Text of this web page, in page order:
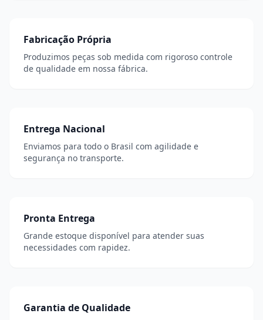
Fabricação Própria
Produzimos peças sob medida com rigoroso controle
de qualidade em nossa fábrica.
Entrega Nacional
Enviamos para todo o Brasil com agilidade e
segurança no transporte.
Pronta Entrega
Grande estoque disponível para atender suas
necessidades com rapidez.
Garantia de Qualidade